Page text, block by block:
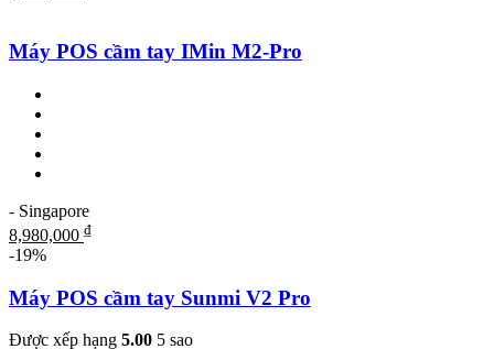
Máy POS cầm tay IMin M2-Pro
- Singapore
8,980,000 ₫
-19%
Máy POS cầm tay Sunmi V2 Pro
Được xếp hạng 5.00 5 sao